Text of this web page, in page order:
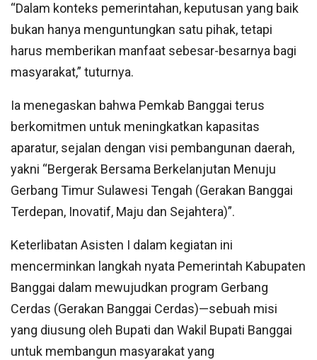
“Dalam konteks pemerintahan, keputusan yang baik
bukan hanya menguntungkan satu pihak, tetapi
harus memberikan manfaat sebesar-besarnya bagi
masyarakat,” tuturnya.
Ia menegaskan bahwa Pemkab Banggai terus
berkomitmen untuk meningkatkan kapasitas
aparatur, sejalan dengan visi pembangunan daerah,
yakni “Bergerak Bersama Berkelanjutan Menuju
Gerbang Timur Sulawesi Tengah (Gerakan Banggai
Terdepan, Inovatif, Maju dan Sejahtera)”.
Keterlibatan Asisten I dalam kegiatan ini
mencerminkan langkah nyata Pemerintah Kabupaten
Banggai dalam mewujudkan program Gerbang
Cerdas (Gerakan Banggai Cerdas)—sebuah misi
yang diusung oleh Bupati dan Wakil Bupati Banggai
untuk membangun masyarakat yang